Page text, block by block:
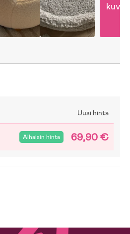
kuvia
Uusi hinta
Alhaisin hinta 69,90 €